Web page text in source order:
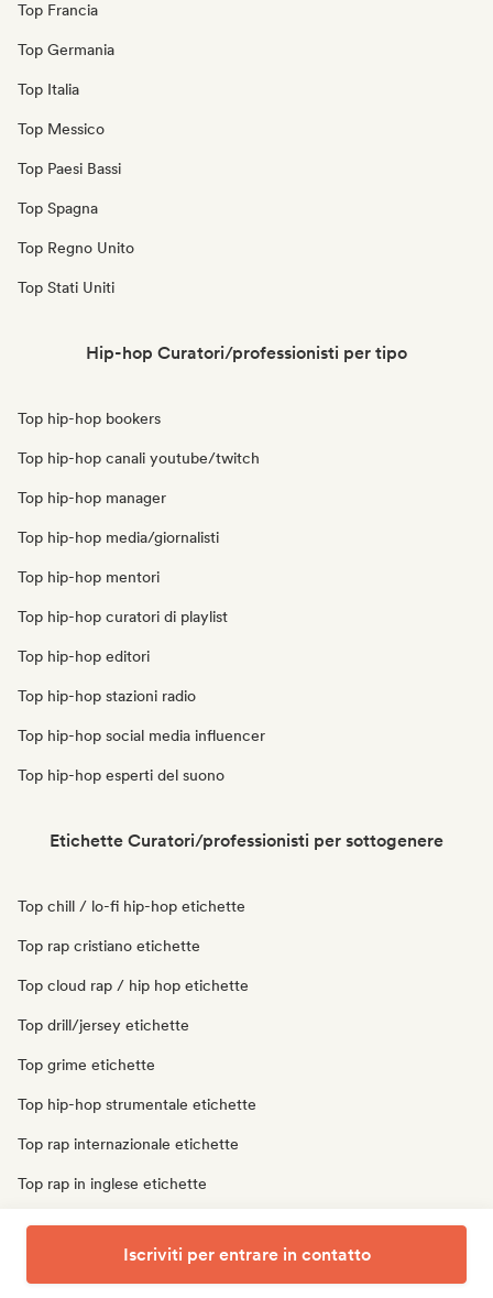
Top Francia
Top Germania
Top Italia
Top Messico
Top Paesi Bassi
Top Spagna
Top Regno Unito
Top Stati Uniti
Hip-hop Curatori/professionisti per tipo
Top hip-hop bookers
Top hip-hop canali youtube/twitch
Top hip-hop manager
Top hip-hop media/giornalisti
Top hip-hop mentori
Top hip-hop curatori di playlist
Top hip-hop editori
Top hip-hop stazioni radio
Top hip-hop social media influencer
Top hip-hop esperti del suono
Etichette Curatori/professionisti per sottogenere
Top chill / lo-fi hip-hop etichette
Top rap cristiano etichette
Top cloud rap / hip hop etichette
Top drill/jersey etichette
Top grime etichette
Top hip-hop strumentale etichette
Top rap internazionale etichette
Top rap in inglese etichette
Top rap francese etichette
Top trap etichetteIscriviti per entrare in contatto